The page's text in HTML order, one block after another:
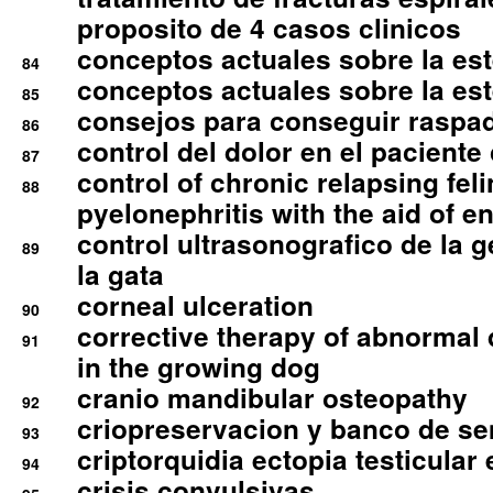
proposito de 4 casos clinicos
84 conceptos actuales sobre la
85 conceptos actuales sobre la
86 consejos para conseguir
87 control del dolor en el
88
control of chronic relapsing
pyelonephritis with the aid of
89
control ultrasonografico de la
la gata
90 corneal ulceration
91
corrective therapy of abnormal
in the growing dog
92 cranio mandibular osteopathy
93 criopreservacion y banco de
94 criptorquidia ectopia testicular